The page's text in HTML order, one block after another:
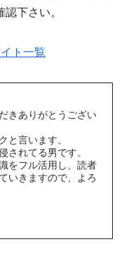
下さい。
ト一覧
きありがとうござい
と言います。
されてる男です。
をフル活用し、読者
いきますので、よろ